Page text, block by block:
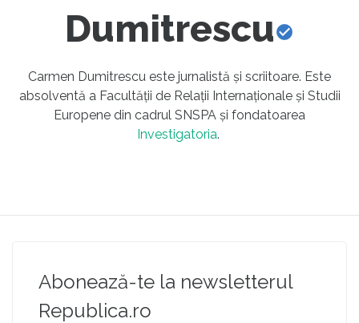
Dumitrescu
Carmen Dumitrescu este jurnalistă și scriitoare. Este
absolventă a Facultății de Relații Internaționale și Studii
Europene din cadrul SNSPA și fondatoarea
Investigatoria.
Abonează-te la newsletterul
Republica.ro